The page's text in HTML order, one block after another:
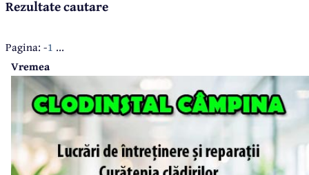
Rezultate cautare
Pagina: -1 ...
Vremea